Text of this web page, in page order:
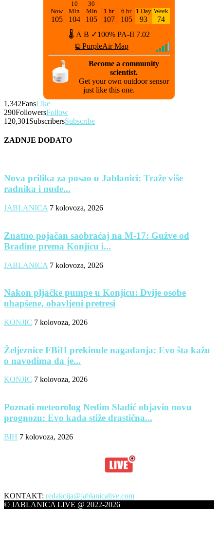
Now
105
10
Min
104
30
Min
105
1 hr
107
6 hr
105
1 Day
93
Week
74
🌡 A B ✓100% PA-II 7.02
⧉ PurpleAir Map
Become a community
scientist.
Get your own outdoor sensor
just like this one.
1,342FansLike
290FollowersFollow
120,301 SubscribersSubscribe
ZADNJE DODATO
Nova prilika za posao u Jablanici: Traže više
radnika i nude...
JABLANICA 7 kolovoza, 2026
Znatno pojačan saobraćaj na M-17: Gužve od
Bradine prema Konjicu i...
JABLANICA 7 kolovoza, 2026
Nakon pljačke pumpe u Konjicu: Dvije osobe
uhapšene, obavljeni pretresi
KONJIC 7 kolovoza, 2026
Željeznice FBiH prekinule nagađanja: Evo šta kažu
o navodima da je...
KONJIC 7 kolovoza, 2026
Poznati meteorolog Nedim Sladić objavio novu
prognozu: Evo kada stiže drastična...
BIH 7 kolovoza, 2026
KONTAKT: redakcija@jablanicalive.com
© JABLANICA LIVE @ 2022-2026